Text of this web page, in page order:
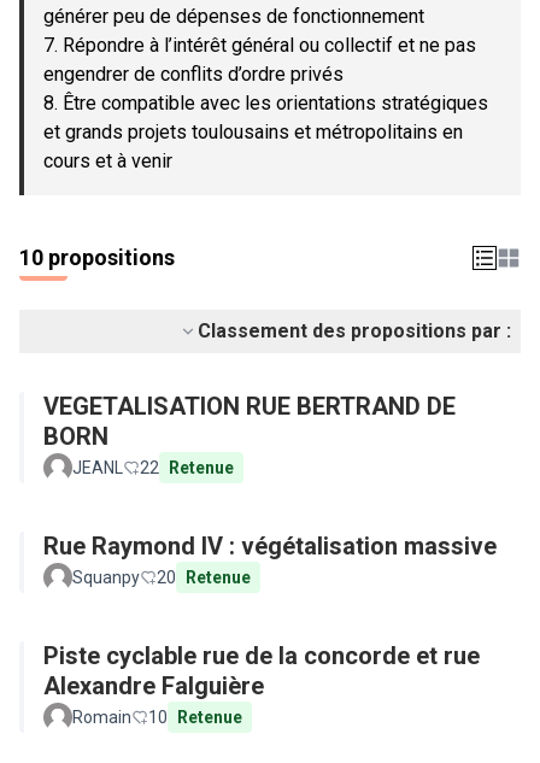
générer peu de dépenses de fonctionnement
7. Répondre à l’intérêt général ou collectif et ne pas
engendrer de conflits d’ordre privés
8. Être compatible avec les orientations stratégiques
et grands projets toulousains et métropolitains en
cours et à venir
10 propositions
Classement des propositions par :
VEGETALISATION RUE BERTRAND DE
BORN
JEANL 22 Retenue
Rue Raymond IV : végétalisation massive
Squanpy 20 Retenue
Piste cyclable rue de la concorde et rue
Alexandre Falguière
Romain 10 Retenue